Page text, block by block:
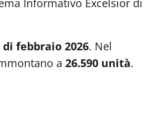
Informativo Excelsior di
febbraio 2026. Nel
a 26.590 unità.